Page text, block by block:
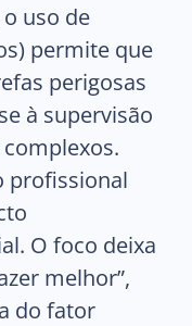
uso de
permite que
perigosas
à supervisão
profissional
O foco deixa
melhor”,
do fator